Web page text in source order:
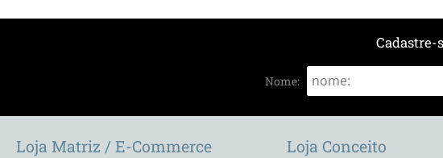
Cadastre-
Nome:
Loja Matriz / E-Commerce Loja Conceito